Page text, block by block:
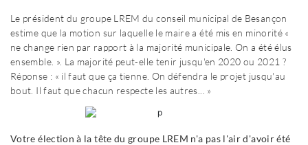
Le président du groupe LREM du conseil municipal de Besançon
estime que la motion sur laquelle le maire a été mis en minorité «
ne change rien par rapport à la majorité municipale. On a été élus
ensemble. ». La majorité peut-elle tenir jusqu'en 2020 ou 2021 ?
Réponse : « il faut que ça tienne. On défendra le projet jusqu'au
bout. Il faut que chacun respecte les autres... »
Votre élection à la tête du groupe LREM n'a pas l'air d'avoir été